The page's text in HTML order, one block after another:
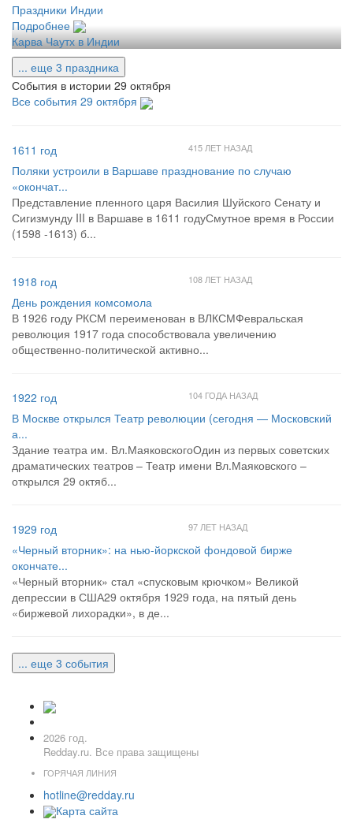
Праздники Индии
Подробнее
Карва Чаутх в Индии
... еще 3 праздника
События в истории 29 октября
Все события 29 октября
1611 год 415 ЛЕТ НАЗАД
Поляки устроили в Варшаве празднование по случаю
«окончат...
Представление пленного царя Василия Шуйского Сенату и
Сигизмунду III в Варшаве в 1611 годуСмутное время в России
(1598 -1613) б...
1918 год 108 ЛЕТ НАЗАД
День рождения комсомола
В 1926 году РКСМ переименован в ВЛКСМФевральская
революция 1917 года способствовала увеличению
общественно-политической активно...
1922 год 104 ГОДА НАЗАД
В Москве открылся Театр революции (сегодня — Московский
а...
Здание театра им. Вл.МаяковскогоОдин из первых советских
драматических театров – Театр имени Вл.Маяковского –
открылся 29 октяб...
1929 год 97 ЛЕТ НАЗАД
«Черный вторник»: на нью-йоркской фондовой бирже
окончате...
«Черный вторник» стал «спусковым крючком» Великой
депрессии в США29 октября 1929 года, на пятый день
«биржевой лихорадки», в де...
... еще 3 события
2026 год.
Redday.ru. Все права защищены
ГОРЯЧАЯ ЛИНИЯ
hotline@redday.ru
Карта сайта